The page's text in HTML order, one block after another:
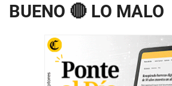
BUENO 🔴 LO MALO